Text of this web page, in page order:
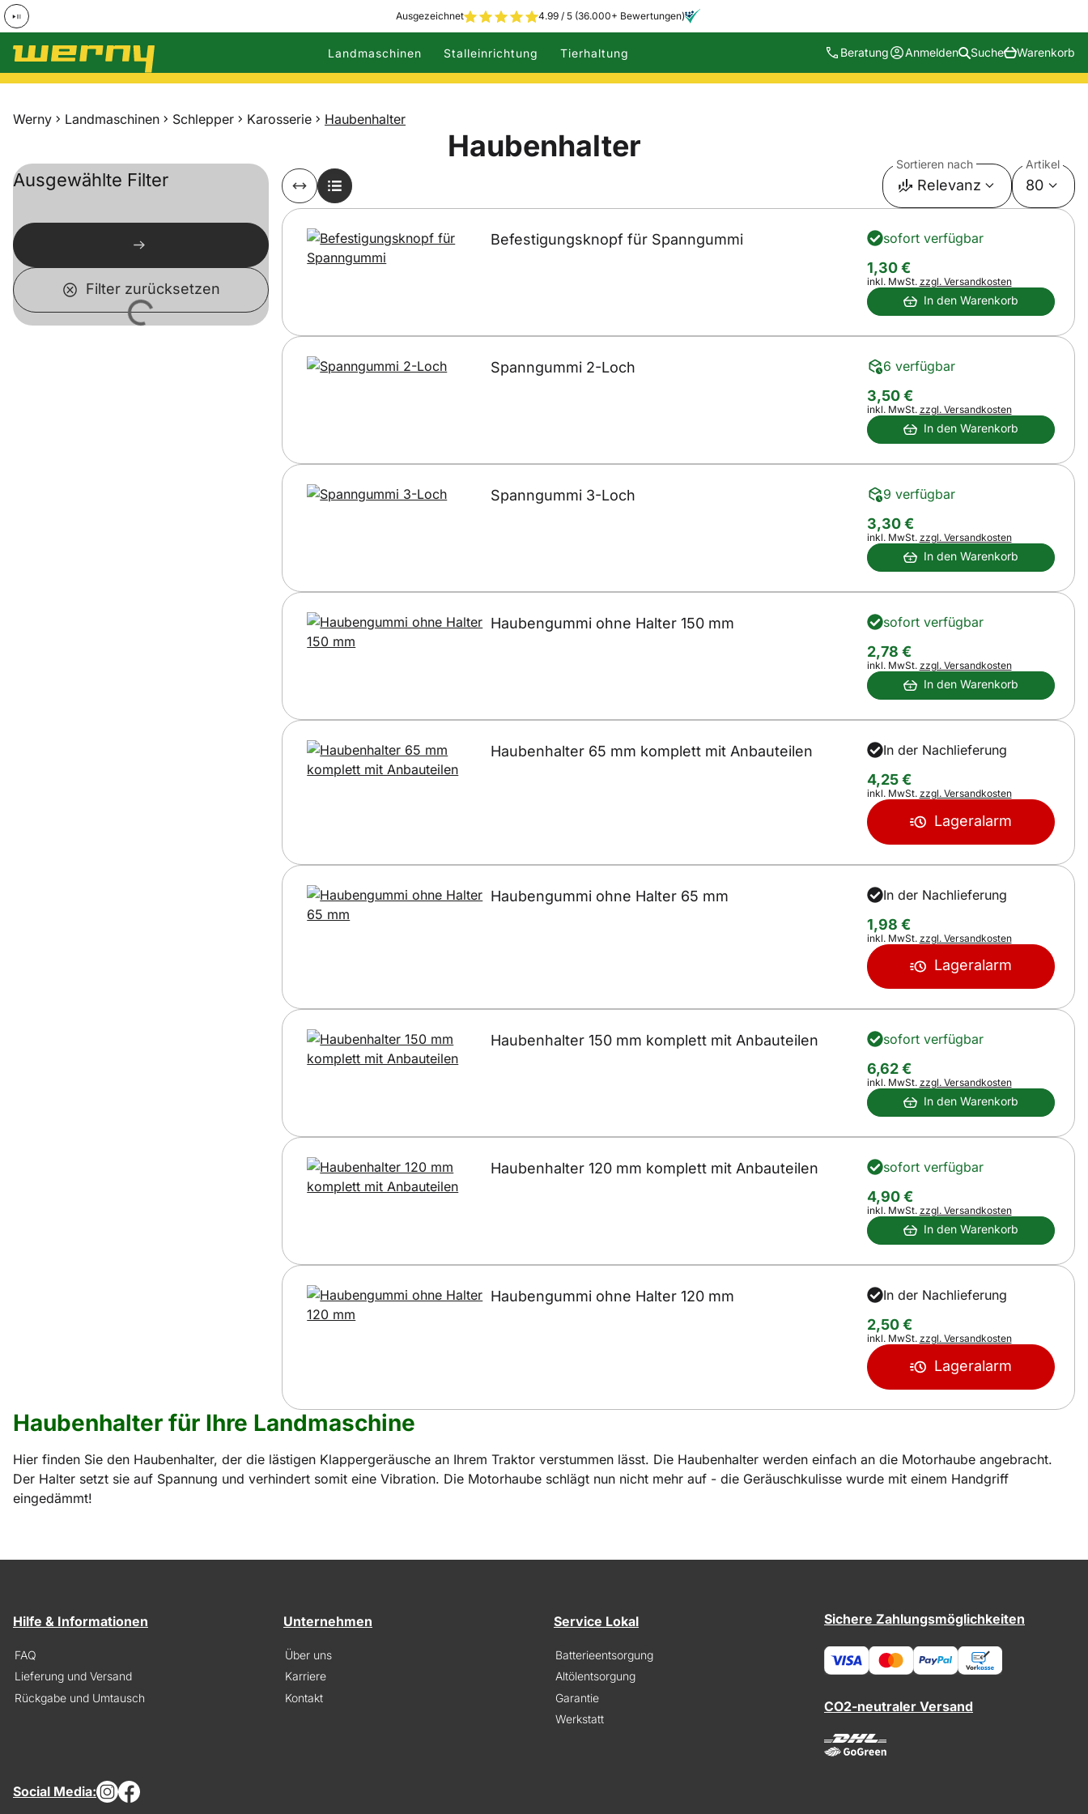
Ausgezeichnet 4.99 / 5 (36.000+ Bewertungen)
Zum Hauptinhalt springen
Landmaschinen Stalleinrichtung Tierhaltung Beratung Anmelden Suche Warenkorb
Werny Landmaschinen Schlepper Karosserie Haubenhalter
Haubenhalter
Lädt
Ausgewählte Filter
Filter zurücksetzen
Sortieren nach
Relevanz
Artikel
80
Befestigungsknopf für Spanngummi sofort verfügbar
1,30€
Steuerhinweis:
inkl. MwSt. zzgl. Versandkosten
In den Warenkorb
Spanngummi 2-Loch 6 verfügbar
3,50€
Steuerhinweis:
inkl. MwSt. zzgl. Versandkosten
In den Warenkorb
Spanngummi 3-Loch 9 verfügbar
3,30€
Steuerhinweis:
inkl. MwSt. zzgl. Versandkosten
In den Warenkorb
Haubengummi ohne Halter 150 mm sofort verfügbar
2,78 €
Steuerhinweis:
inkl. MwSt. zzgl. Versandkosten
In den Warenkorb
Haubenhalter 65 mm komplett mit Anbauteilen In der Nachlieferung
4,25€
Steuerhinweis:
inkl. MwSt. zzgl. Versandkosten
Lageralarm
Haubengummi ohne Halter 65 mm In der Nachlieferung
1,98 €
Steuerhinweis:
inkl. MwSt. zzgl. Versandkosten
Lageralarm
Haubenhalter 150 mm komplett mit Anbauteilen sofort verfügbar
6,62€
Steuerhinweis:
inkl. MwSt. zzgl. Versandkosten
In den Warenkorb
Haubenhalter 120 mm komplett mit Anbauteilen sofort verfügbar
4,90€
Steuerhinweis:
inkl. MwSt. zzgl. Versandkosten
In den Warenkorb
Haubengummi ohne Halter 120 mm In der Nachlieferung
2,50€
Steuerhinweis:
inkl. MwSt. zzgl. Versandkosten
Lageralarm
Haubenhalter für Ihre Landmaschine
Hier finden Sie den Haubenhalter, der die lästigen Klappergeräusche an Ihrem Traktor verstummen lässt. Die Haubenhalter werden einfach an die Motorhaube angebracht.
Der Halter setzt sie auf Spannung und verhindert somit eine Vibration. Die Motorhaube schlägt nun nicht mehr auf - die Geräuschkulisse wurde mit einem Handgriff
eingedämmt!
Hilfe & Informationen
FAQ
Lieferung und Versand
Rückgabe und Umtausch
Unternehmen
Über uns
Karriere
Kontakt
Service Lokal
Batterieentsorgung
Altölentsorgung
Garantie
Werkstatt
Sichere Zahlungsmöglichkeiten
CO2-neutraler Versand
Social Media: